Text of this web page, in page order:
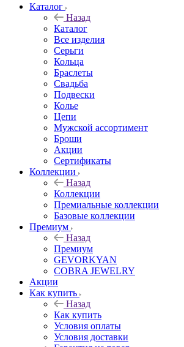
Каталог
Назад
Каталог
Все изделия
Серьги
Кольца
Браслеты
Свадьба
Подвески
Колье
Цепи
Мужской ассортимент
Броши
Акции
Сертификаты
Коллекции
Назад
Коллекции
Премиальные коллекции
Базовые коллекции
Премиум
Назад
Премиум
GEVORKYAN
COBRA JEWELRY
Акции
Как купить
Назад
Как купить
Условия оплаты
Условия доставки